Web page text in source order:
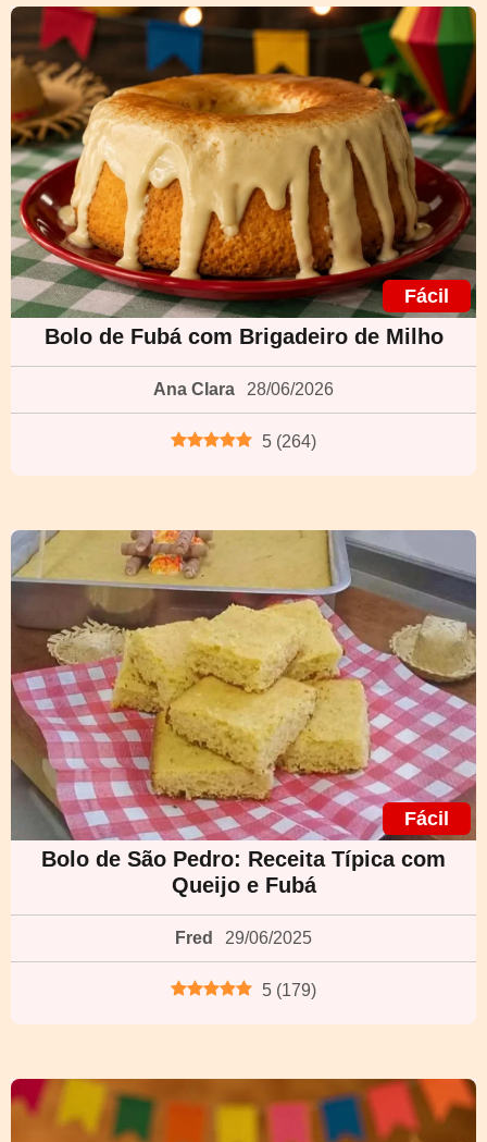
Fácil
Bolo de Fubá com Brigadeiro de Milho
Ana Clara 28/06/2026
5 (264)
Fácil
Bolo de São Pedro: Receita Típica com
Queijo e Fubá
Fred 29/06/2025
5 (179)